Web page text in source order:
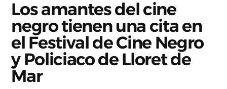
Los amantes del cine
negro tienen una cita en
el Festival de Cine Negro
y Policiaco de Lloret de
Mar